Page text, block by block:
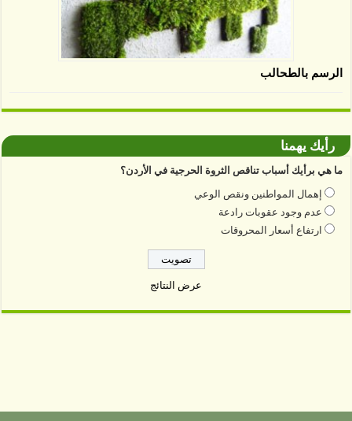
الرسم بالطحالب
رأيك يهمنا
ما هي برأيك أسباب تناقص الثروة الحرجية في الأردن؟
إهمال المواطنين ونقص الوعي
عدم وجود عقوبات رادعة
ارتفاع أسعار المحروقات
عرض النتائج